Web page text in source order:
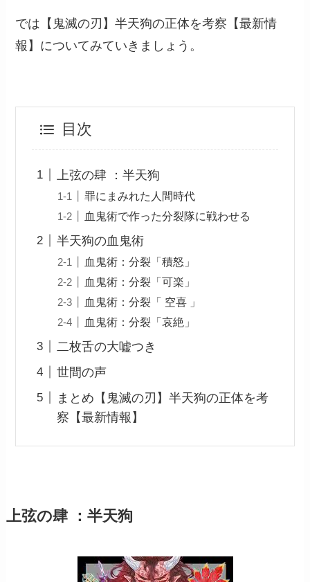
では【鬼滅の刃】半天狗の正体を考察【最新情
報】についてみていきましょう。
目次
上弦の肆 ：半天狗
罪にまみれた人間時代
血鬼術で作った分裂隊に戦わせる
半天狗の血鬼術
血鬼術：分裂「積怒」
血鬼術：分裂「可楽」
血鬼術：分裂「 空喜 」
血鬼術：分裂「哀絶」
二枚舌の大嘘つき
世間の声
まとめ【鬼滅の刃】半天狗の正体を考
察【最新情報】
上弦の肆 ：半天狗